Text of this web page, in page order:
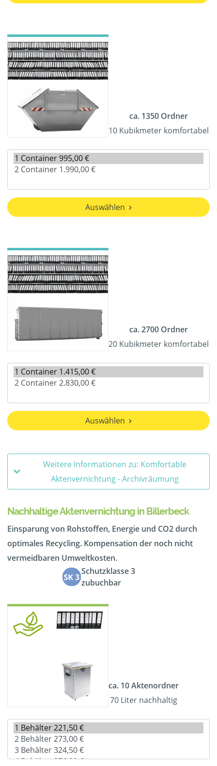
ca. 1350 Ordner
10 Kubikmeter komfortabel
Auswählen
ca. 2700 Ordner
20 Kubikmeter komfortabel
Auswählen
Weitere Informationen zu: Komfortable
Aktenvernichtung - Archivräumung
Nachhaltige Aktenvernichtung in Billerbeck
Einsparung von Rohstoffen, Energie und CO2 durch
optimales Recycling. Kompensation der noch nicht
vermeidbaren Umweltkosten.
Schutzklasse 3
zubuchbar
ca. 10 Aktenordner
70 Liter nachhaltig